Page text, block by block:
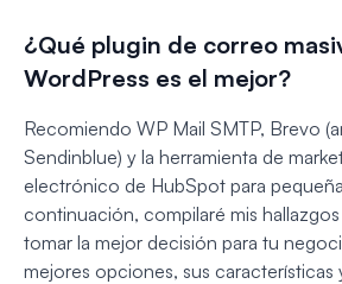
¿Qué plugin de correo
WordPress es el mejor?
Recomiendo WP Mail SMTP, Brevo
Sendinblue) y la herramienta de
electrónico de HubSpot para
continuación, compilaré mis
tomar la mejor decisión para tu
mejores opciones, sus características